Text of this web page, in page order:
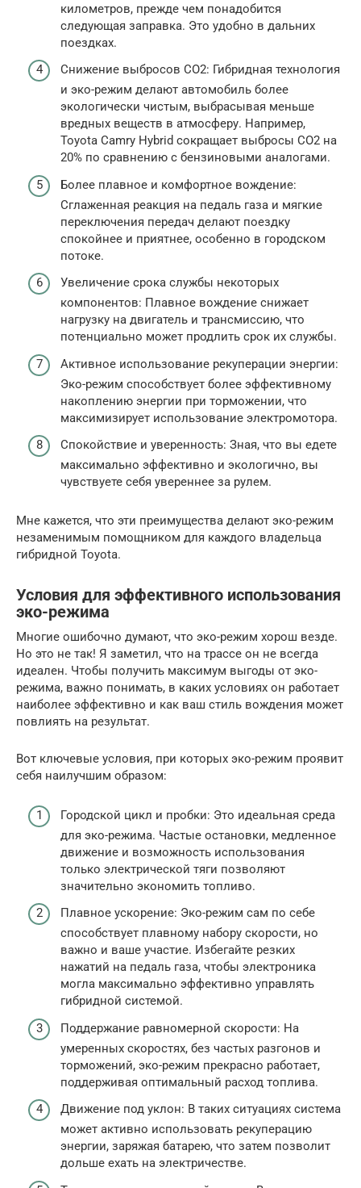
километров, прежде чем понадобится
следующая заправка. Это удобно в дальних
поездках.
Снижение выбросов CO2: Гибридная технология
и эко-режим делают автомобиль более
экологически чистым, выбрасывая меньше
вредных веществ в атмосферу. Например,
Toyota Camry Hybrid сокращает выбросы CO2 на
20% по сравнению с бензиновыми аналогами.
Более плавное и комфортное вождение:
Сглаженная реакция на педаль газа и мягкие
переключения передач делают поездку
спокойнее и приятнее, особенно в городском
потоке.
Увеличение срока службы некоторых
компонентов: Плавное вождение снижает
нагрузку на двигатель и трансмиссию, что
потенциально может продлить срок их службы.
Активное использование рекуперации энергии:
Эко-режим способствует более эффективному
накоплению энергии при торможении, что
максимизирует использование электромотора.
Спокойствие и уверенность: Зная, что вы едете
максимально эффективно и экологично, вы
чувствуете себя увереннее за рулем.
Мне кажется, что эти преимущества делают эко-режим
незаменимым помощником для каждого владельца
гибридной Toyota.
Условия для эффективного использования
эко-режима
Многие ошибочно думают, что эко-режим хорош везде.
Но это не так! Я заметил, что на трассе он не всегда
идеален. Чтобы получить максимум выгоды от эко-
режима, важно понимать, в каких условиях он работает
наиболее эффективно и как ваш стиль вождения может
повлиять на результат.
Вот ключевые условия, при которых эко-режим проявит
себя наилучшим образом:
Городской цикл и пробки: Это идеальная среда
для эко-режима. Частые остановки, медленное
движение и возможность использования
только электрической тяги позволяют
значительно экономить топливо.
Плавное ускорение: Эко-режим сам по себе
способствует плавному набору скорости, но
важно и ваше участие. Избегайте резких
нажатий на педаль газа, чтобы электроника
могла максимально эффективно управлять
гибридной системой.
Поддержание равномерной скорости: На
умеренных скоростях, без частых разгонов и
торможений, эко-режим прекрасно работает,
поддерживая оптимальный расход топлива.
Движение под уклон: В таких ситуациях система
может активно использовать рекуперацию
энергии, заряжая батарею, что затем позволит
дольше ехать на электричестве.